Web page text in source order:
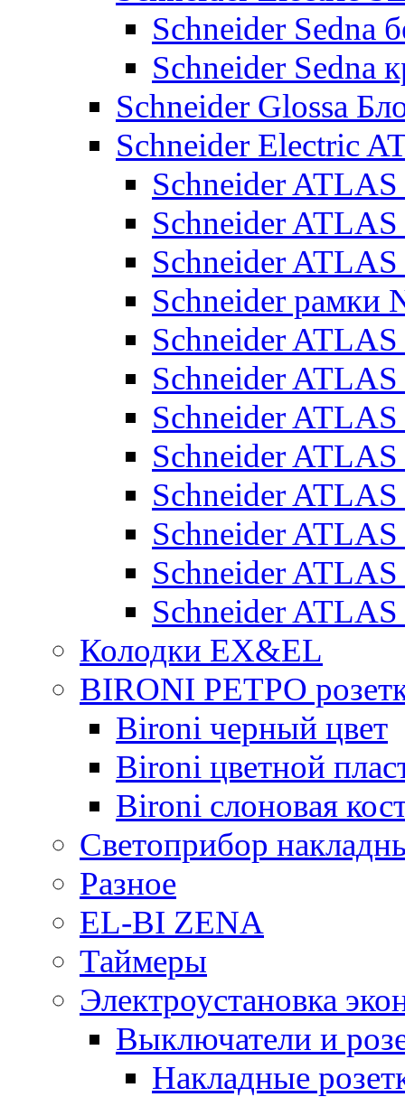
Schneider Sedna
Schneider Sedna
Schneider Glossa
Schneider Electric
Schneider
Schneider
Schneider
Schneider рамки
Schneider
Schneider
Schneider
Schneider
Schneider
Schneider
Schneider
Schneider
Колодки EX&EL
BIRONI РЕТРО
Bironi черный цвет
Bironi цветной
Bironi слоновая
Светоприбор
Разное
EL-BI ZENA
Таймеры
Электроустановка
Выключатели и
Накладные